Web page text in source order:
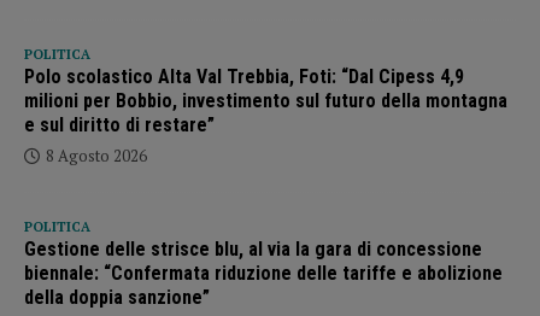
POLITICA
Polo scolastico Alta Val Trebbia, Foti: “Dal Cipess 4,9
milioni per Bobbio, investimento sul futuro della montagna
e sul diritto di restare”
8 Agosto 2026
POLITICA
Gestione delle strisce blu, al via la gara di concessione
biennale: “Confermata riduzione delle tariffe e abolizione
della doppia sanzione”